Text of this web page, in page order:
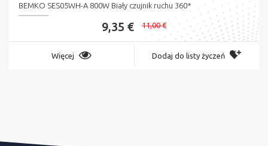
BEMKO SES05WH-A 800W Biały czujnik ruchu 360*
9,35 € 11,00 €
Więcej Dodaj do listy życzeń